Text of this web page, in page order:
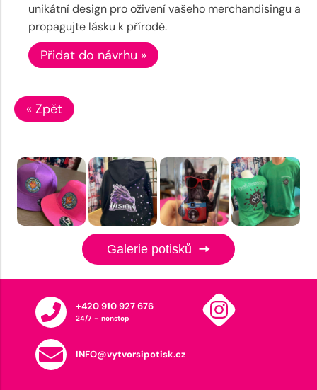
unikátní design pro oživení vašeho merchandisingu a
propagujte lásku k přírodě.
Přidat do návrhu »
« Zpět
Galerie potisků
+420 910 927 676
24/7 - nonstop
INFO@vytvorsipotisk.cz